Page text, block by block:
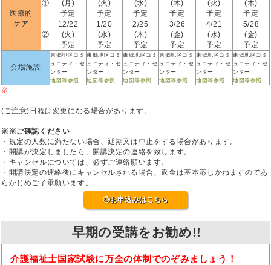
医療的
ケア
①
(月)
予定
(火)
予定
(水)
予定
(木)
予定
(火)
予定
(木)
予定
②
12/22
(火)
予定
1/20
(水)
予定
2/25
(木)
予定
3/26
(金)
予定
4/21
(水)
予定
5/28
(金)
予定
会場施設
東郷地区コミ
ュニティ・セ
ンター
地図等参照
東郷地区コミ
ュニティ・セ
ンター
地図等参照
東郷地区コミ
ュニティ・セ
ンター
地図等参照
東郷地区コミ
ュニティ・セ
ンター
地図等参照
東郷地区コミ
ュニティ・セ
ンター
地図等参照
東郷地区コミ
ュニティ・セ
ンター
地図等参照
※
(ご注意)日程は変更になる場合があります。
※※ご確認ください
・規定の人数に満たない場合、延期又は中止をする場合があります。
・開講が決定しましたら、開講決定の連絡を致します。
・キャンセルについては、必ずご連絡願います。
・開講決定の連絡後にキャンセルされる場合、返金は基本応じかねますのであ
らかじめご了承願います。
◎お申込みはこちら
早期の受講をお勧め!!
介護福祉士国家試験に万全の体制でのぞみましょう！